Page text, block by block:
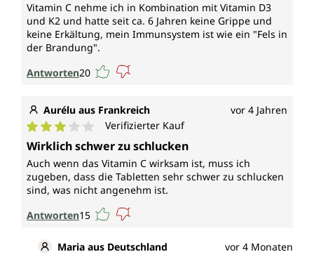
Vitamin C nehme ich in Kombination mit Vitamin D3
und K2 und hatte seit ca. 6 Jahren keine Grippe und
keine Erkältung, mein Immunsystem ist wie ein "Fels in
der Brandung".
Antworten20
Aurélu aus Frankreich vor 4 Jahren
Durchschnittliche Bewertung von 3 von 5 Sternen
Verifizierter Kauf
Wirklich schwer zu schlucken
Auch wenn das Vitamin C wirksam ist, muss ich
zugeben, dass die Tabletten sehr schwer zu schlucken
sind, was nicht angenehm ist.
Antworten15
Maria aus Deutschland
vor 4 Monaten